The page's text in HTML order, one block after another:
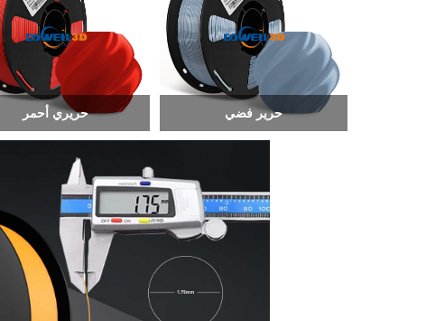
حريري أحمر حرير فضي